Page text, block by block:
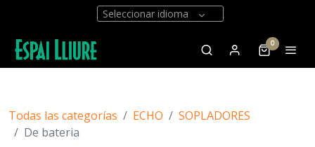
Seleccionar idioma
0
Todas las categorías ECHO
SOPLADORES
De bateria